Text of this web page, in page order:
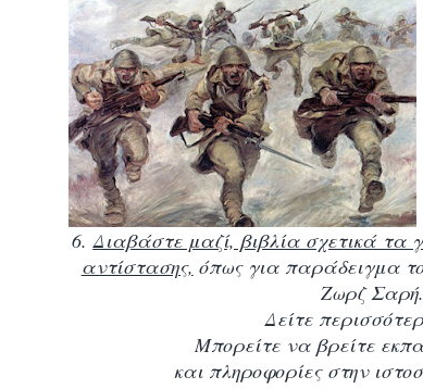
6. Διαβάστε μαζί, βιβλία σχετικά τα
αντίστασης, όπως για παράδειγμα το
Ζωρζ
Δείτε
Μπορείτε να βρείτε
και πληροφορίες στην